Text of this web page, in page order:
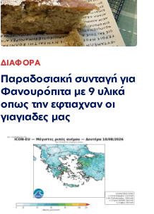
ΔΙΑΦΟΡΑ
Παραδοσιακή συνταγή για
Φανουρόπιτα με 9 υλικά
οπως την εφτιαχναν οι
γιαγιαδες μας